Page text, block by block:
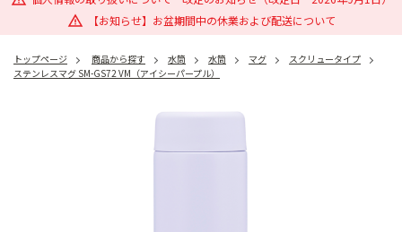
【お知らせ】お盆期間中の休業および配送について
トップページ 商品から探す 水筒 水筒 マグ
スクリュータイプ
ステンレスマグ SM-GS72 VM（アイシーパープル）